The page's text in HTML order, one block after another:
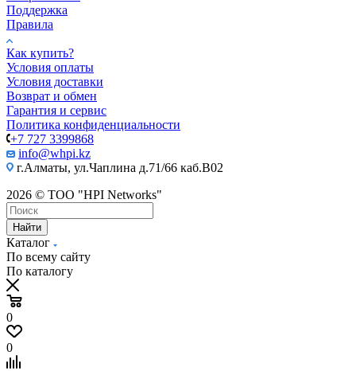
Поддержка
Правила
Как купить?
Условия оплаты
Условия доставки
Возврат и обмен
Гарантия и сервис
Политика конфиденциальности
+7 727 3399868
info@whpi.kz
г.Алматы, ул.Чаплина д.71/66 каб.B02
2026 © ТОО "HPI Networks"
Найти
Каталог
По всему сайту
По каталогу
0
0